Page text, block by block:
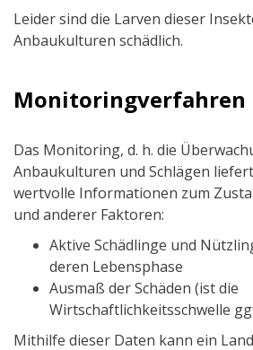
Leider sind die Larven dieser
Anbaukulturen schädlich.
Monitoringverfahren
Das Monitoring, d. h. die
Anbaukulturen und Schlägen
wertvolle Informationen zum
und anderer Faktoren:
Aktive Schädlinge und
deren Lebensphase
Ausmaß der Schäden (ist die
Wirtschaftlichkeitsschwelle
Mithilfe dieser Daten kann ein